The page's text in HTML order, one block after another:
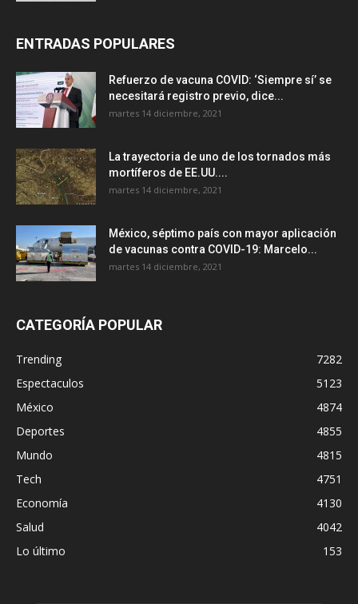
ENTRADAS POPULARES
Refuerzo de vacuna COVID: ‘Siempre sí’ se
necesitará registro previo, dice...
martes 14 diciembre, 2021
La trayectoria de uno de los tornados más
mortíferos de EE.UU....
martes 14 diciembre, 2021
México, séptimo país con mayor aplicación
de vacunas contra COVID-19: Marcelo...
martes 14 diciembre, 2021
CATEGORÍA POPULAR
Trending
7282
Espectaculos
5123
México
4874
Deportes
4855
Mundo
4815
Tech
4751
Economía
4130
Salud
4042
Lo último
153